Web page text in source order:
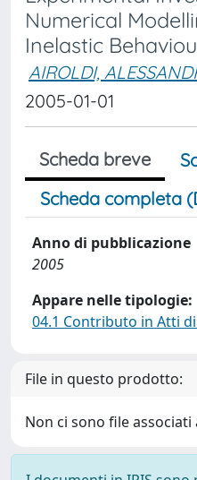
Numerical
Inelastic
AIROLDI,
2005-01-01
Scheda breve
Scheda completa
Anno di pubblicazione
2005
Appare nelle tipologie:
04.1 Contributo in Atti
File in questo prodotto:
Non ci sono file